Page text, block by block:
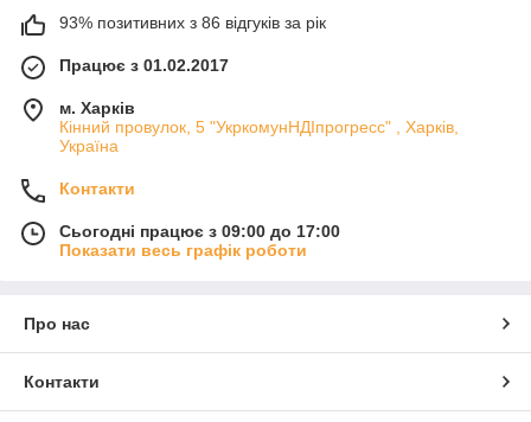
93% позитивних з 86 відгуків за рік
Працює з 01.02.2017
м. Харків
Кінний провулок, 5 "УкркомунНДІпрогресс" , Харків,
Україна
Контакти
Сьогодні працює з 09:00 до 17:00
Показати весь графік роботи
Про нас
Контакти